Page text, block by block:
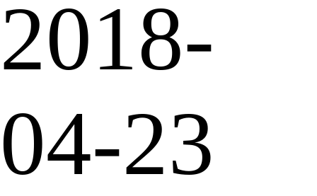
2018-
04-23